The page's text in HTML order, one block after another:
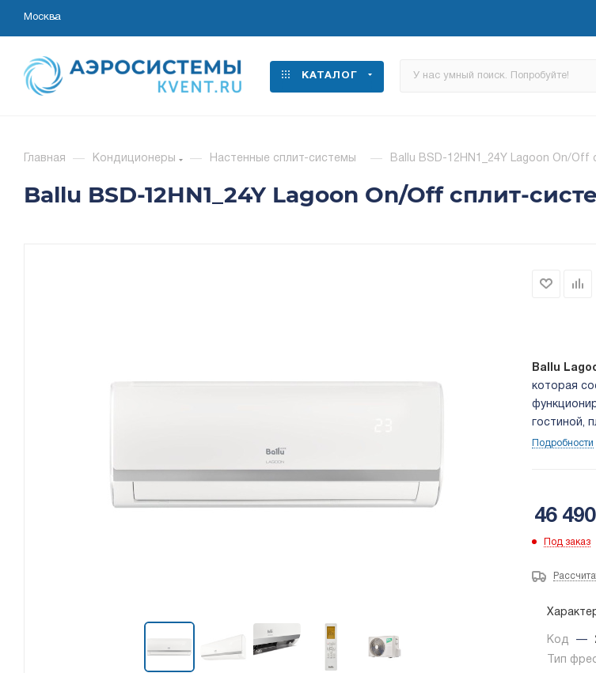
Москва
КАТАЛОГ
Главная — Кондиционеры — Настенные сплит-системы — Ballu BSD-12HN1_24Y Lagoon On/Off
Ballu BSD-12HN1_24Y Lagoon On/Off сплит-
Ballu
которая
гостиной,
Подробности
46 490
Под заказ
Код —
Тип